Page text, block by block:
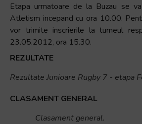
help
you
navigate
with
content.
Etapa urmatoare de la Buzau se
Atletism incepand cu ora 10.00.
vor trimite inscrierile la turneul
23.05.2012, ora 15.30.
REZULTATE
Rezultate Junioare Rugby 7 - etapa
CLASAMENT GENERAL
Clasament general.